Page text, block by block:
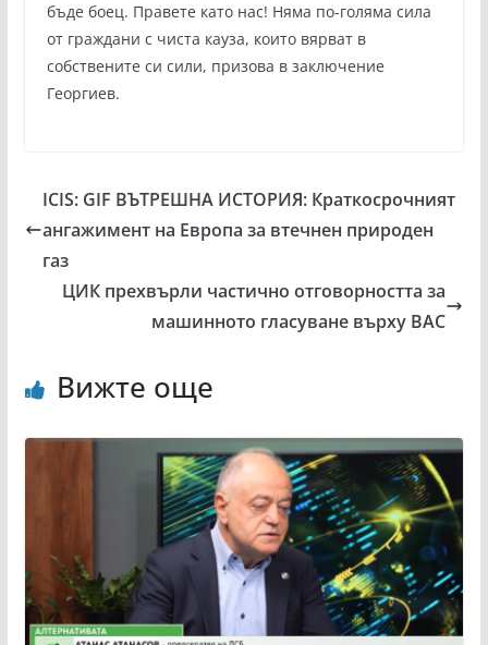
бъде боец. Правете като нас! Няма по-голяма сила
от граждани с чиста кауза, които вярват в
собствените си сили, призова в заключение
Георгиев.
ICIS: GIF ВЪТРЕШНА ИСТОРИЯ: Краткосрочният
ангажимент на Европа за втечнен природен
газ
ЦИК прехвърли частично отговорността за
машинното гласуване върху ВАС
Вижте още